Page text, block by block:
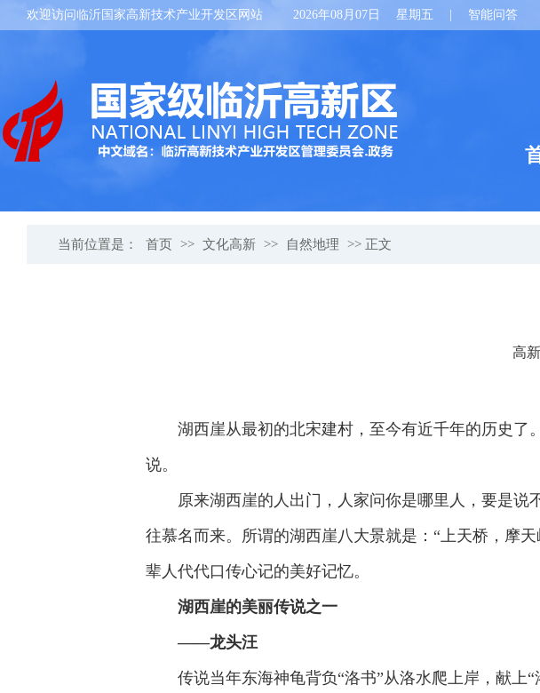
欢迎访问临沂国家高新技术产业开发区网站 2026年08月07日 星期五 智能问答
当前位置是： 首页 >> 文化高新 >> 自然地理 >> 正文
高
湖西崖从最初的北宋建村，至今有近千年的历史
说。
原来湖西崖的人出门，人家问你是哪里人，要是
往慕名而来。所谓的湖西崖八大景就是：“上天桥，摩
辈人代代口传心记的美好记忆。
湖西崖的美丽传说之一
——龙头汪
传说当年东海神龟背负“洛书”从洛水爬上岸，献上